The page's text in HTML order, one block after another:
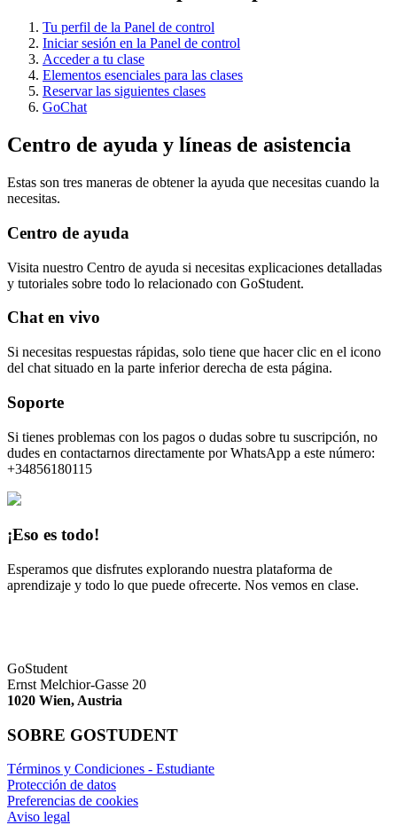
Tu perfil de la Panel de control
Iniciar sesión en la Panel de control
Acceder a tu clase
Elementos esenciales para las clases
Reservar las siguientes clases
GoChat
Centro de ayuda y líneas de asistencia
Estas son tres maneras de obtener la ayuda que necesitas cuando la
necesitas.
Centro de ayuda
Visita nuestro Centro de ayuda si necesitas explicaciones detalladas
y tutoriales sobre todo lo relacionado con GoStudent.
Chat en vivo
Si necesitas respuestas rápidas, solo tiene que hacer clic en el icono
del chat situado en la parte inferior derecha de esta página.
Soporte
Si tienes problemas con los pagos o dudas sobre tu suscripción, no
dudes en contactarnos directamente por WhatsApp a este número:
+34856180115
¡Eso es todo!
Esperamos que disfrutes explorando nuestra plataforma de
aprendizaje y todo lo que puede ofrecerte. Nos vemos en clase.
GoStudent
Ernst Melchior-Gasse 20
1020 Wien, Austria
SOBRE GOSTUDENT
Términos y Condiciones - Estudiante
Protección de datos
Preferencias de cookies
Aviso legal